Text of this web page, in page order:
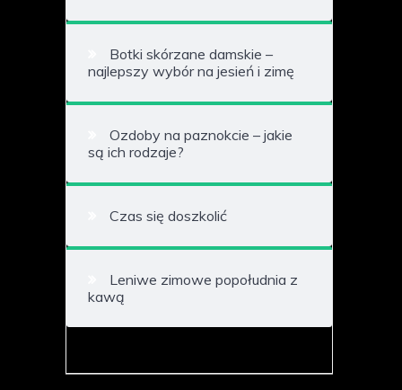
Botki skórzane damskie –
najlepszy wybór na jesień i zimę
Ozdoby na paznokcie – jakie
są ich rodzaje?
Czas się doszkolić
Leniwe zimowe popołudnia z
kawą